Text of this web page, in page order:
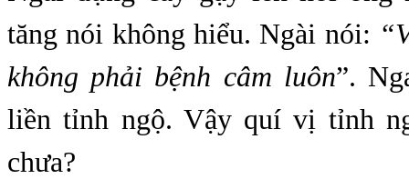
tăng nói không hiểu. Ngài nói:
không phải bệnh câm luôn”.
liền tỉnh ngộ. Vậy quí vị tỉnh
chưa?